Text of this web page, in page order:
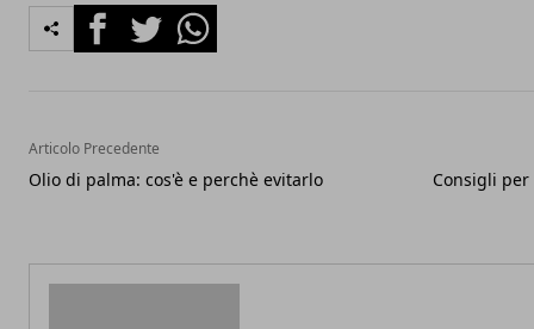
FacebookTwitterWhatsapp
Articolo Precedente
Olio di palma: cos'è e perchè evitarlo Consigli